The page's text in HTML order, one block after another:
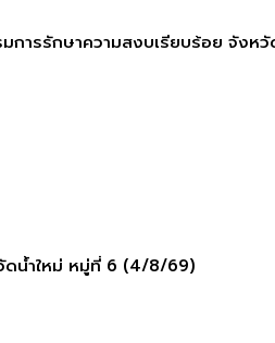
มการรักษาความสงบเรียบร้อย จัง
ดน้ำใหม่ หมู่ที่ 6 (4/8/69)